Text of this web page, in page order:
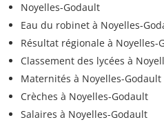
Noyelles-Godault
Eau du robinet à Noyelles-
Résultat régionale à Noyelles-
Classement des lycées à
Maternités à Noyelles-Godault
Crèches à Noyelles-Godault
Salaires à Noyelles-Godault